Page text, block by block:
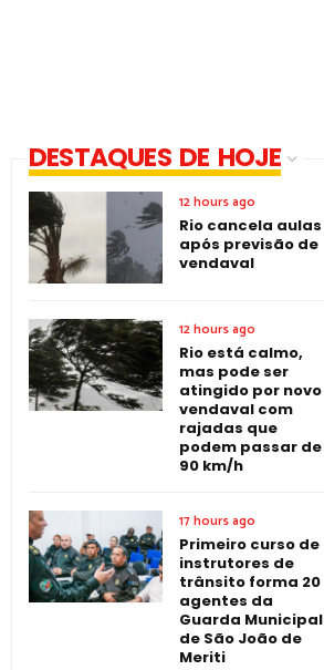
DESTAQUES DE HOJE
12 hours ago
Rio cancela aulas
após previsão de
vendaval
12 hours ago
Rio está calmo,
mas pode ser
atingido por novo
vendaval com
rajadas que
podem passar de
90 km/h
17 hours ago
Primeiro curso de
instrutores de
trânsito forma 20
agentes da
Guarda Municipal
de São João de
Meriti